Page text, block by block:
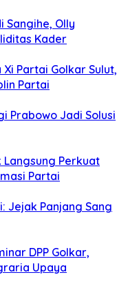
Sangihe, Olly
Kader
Partai Golkar Sulut,
Partai
Prabowo Jadi Solusi
Langsung Perkuat
Partai
Jejak Panjang Sang
DPP Golkar,
Upaya